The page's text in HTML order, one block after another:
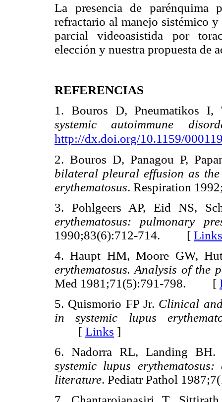
La presencia de parénquima
refractario al manejo sistémico
parcial videoasistida por
elección y nuestra propuesta de
REFERENCIAS
1. Bouros D, Pneumatikos I,
systemic autoimmune
http://dx.doi.org/10.1159/
2. Bouros D, Panagou P,
bilateral pleural effusion as
erythematosus. Respiration
3. Pohlgeers AP, Eid NS,
erythematosus: pulmonary
1990;83(6):712-714. [ Links
4. Haupt HM, Moore GW,
erythematosus. Analysis of the
Med 1981;71(5):791-798. [
5. Quismorio FP Jr. Clinical
in systemic lupus
[ Links ]
6. Nadorra RL, Landing
systemic lupus
literature. Pediatr Pathol